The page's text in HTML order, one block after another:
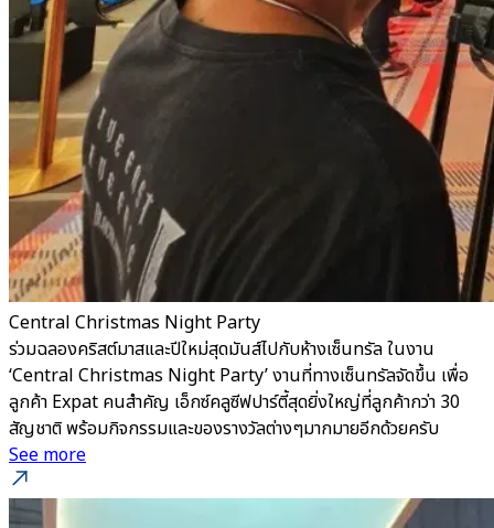
Central Christmas Night Party
ร่วมฉลองคริสต์มาสและปีใหม่สุดมันส์ไปกับห้างเซ็นทรัล ในงาน
‘Central Christmas Night Party’ งานที่ทางเซ็นทรัลจัดขึ้น เพื่อ
ลูกค้า Expat คนสำคัญ เอ็กซ์คลูซีฟปาร์ตี้สุดยิ่งใหญ่ที่ลูกค้ากว่า 30
สัญชาติ พร้อมกิจกรรมและของรางวัลต่างๆมากมายอีกด้วยครับ
See more